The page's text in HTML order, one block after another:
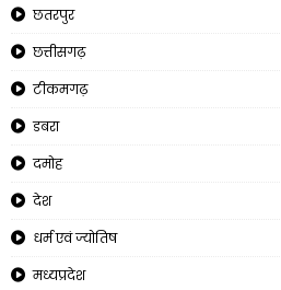
छतरपुर
छत्तीसगढ़
टीकमगढ़
डबरा
दमोह
देश
धर्म एवं ज्योतिष
मध्यप्रदेश